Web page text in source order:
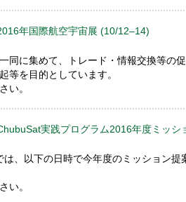
年国際航空宇宙展 (10/12–14)
同に集めて、トレード・情報交換等の
等を目的としています。
い。
実践プログラム2016年度ミッ
、以下の日時で今年度のミッション
い。